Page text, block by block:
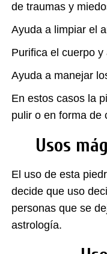
de traumas y
Ayuda a limpiar el
Purifica el cuerpo y
Ayuda a manejar
En estos casos la
pulir o en forma de
Usos
El uso de esta
decide que uso
personas que se
astrología.